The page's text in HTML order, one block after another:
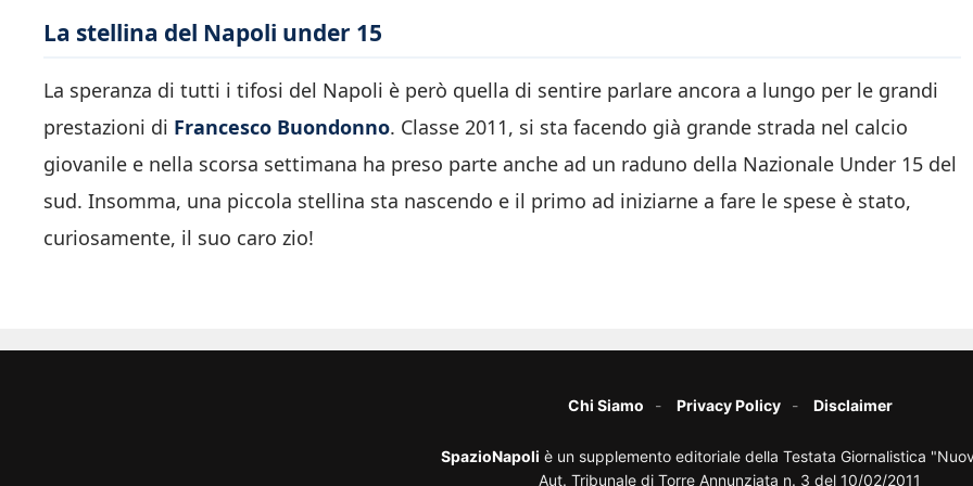
La stellina del Napoli under 15
La speranza di tutti i tifosi del Napoli è però quella di sentire parlare ancora a lungo per le grandi
prestazioni di Francesco Buondonno. Classe 2011, si sta facendo già grande strada nel calcio
giovanile e nella scorsa settimana ha preso parte anche ad un raduno della Nazionale Under 15 del
sud. Insomma, una piccola stellina sta nascendo e il primo ad iniziarne a fare le spese è stato,
curiosamente, il suo caro zio!
Chi Siamo Privacy Policy Disclaimer
SpazioNapoli è un supplemento editoriale della Testata Giornalistica
Aut. Tribunale di Torre Annunziata n. 3 del 10/02/2011